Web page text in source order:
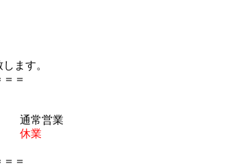
ます。
＝
通常営業
休業
＝